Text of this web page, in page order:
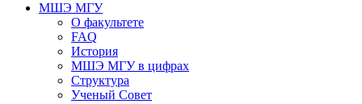
МШЭ МГУ
О факультете
FAQ
История
МШЭ МГУ в цифрах
Структура
Ученый Совет